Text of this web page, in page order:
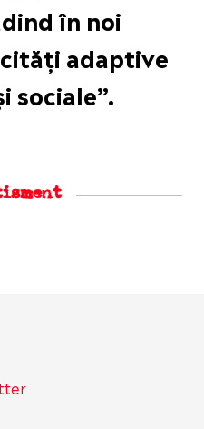
în noi
adaptive
sociale”.